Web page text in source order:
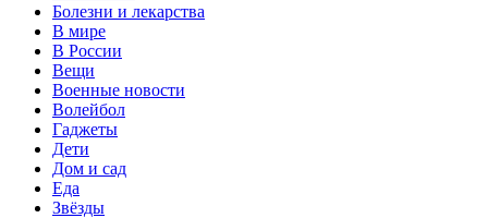
Болезни и лекарства
В мире
В России
Вещи
Военные новости
Волейбол
Гаджеты
Дети
Дом и сад
Еда
Звёзды